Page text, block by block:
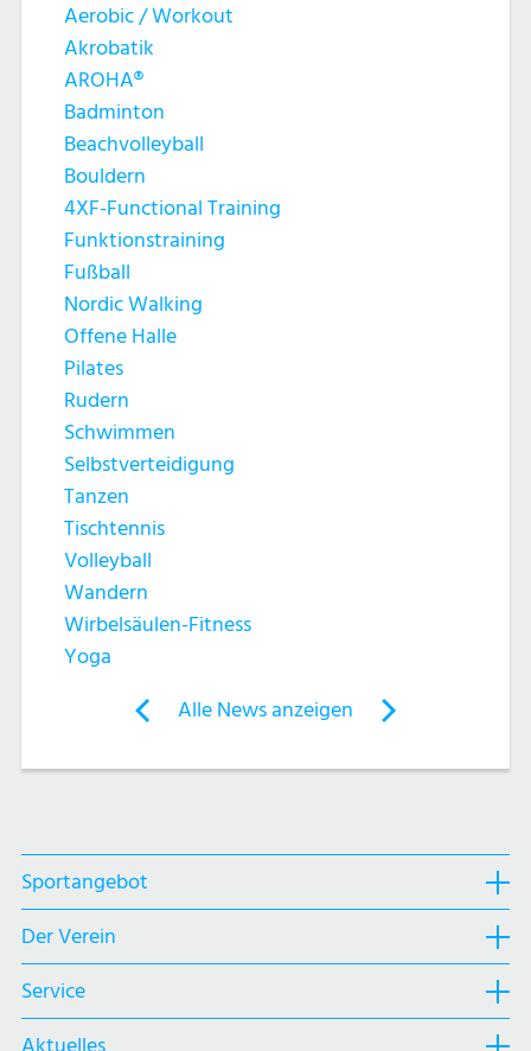
Aerobic / Workout
Akrobatik
AROHA®
Badminton
Beachvolleyball
Bouldern
4XF-Functional Training
Funktionstraining
Fußball
Nordic Walking
Offene Halle
Pilates
Rudern
Schwimmen
Selbstverteidigung
Tanzen
Tischtennis
Volleyball
Wandern
Wirbelsäulen-Fitness
Yoga
News:
Peach
aus
Alle News anzeigen
News:
Mr.
Sportangebot
Navigation
öffnen,
dann
klicken
Sportangebot
Der
Verein
Navigation
Der Verein
Service
Navigation
Service